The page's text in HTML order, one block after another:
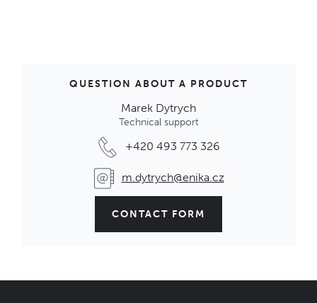
QUESTION ABOUT A PRODUCT
Marek Dytrych
Technical support
+420 493 773 326
m.dytrych@enika.cz
CONTACT FORM